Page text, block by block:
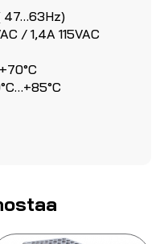
47…63Hz)
/ 1,4A 115VAC